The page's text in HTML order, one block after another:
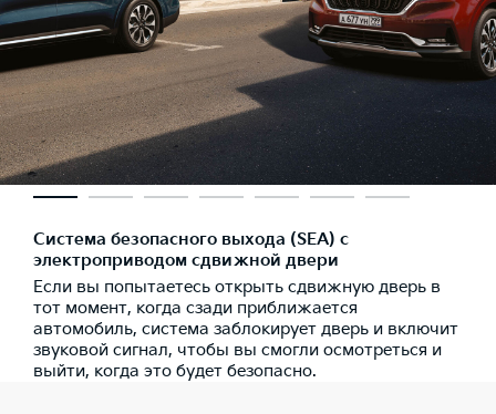
Система безопасного выхода (SEA) с
электроприводом сдвижной двери
Если вы попытаетесь открыть сдвижную дверь в
тот момент, когда сзади приближается
автомобиль, система заблокирует дверь и включит
звуковой сигнал, чтобы вы смогли осмотреться и
выйти, когда это будет безопасно.